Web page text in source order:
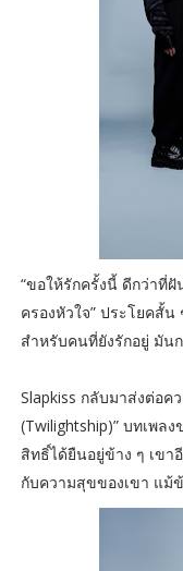
“ขอให้รักครั้งนี้ ดีกว่าที่
ครองหัวใจ” ประโยคสั้
สำหรับคนที่ยังรักอยู่ มัน
Slapkiss กลับมาส่งต่อค
(Twilightship)” บทเพล
สิทธิ์ได้ยืนอยู่ข้าง ๆ เขา
กับความสุขของเขา แม้